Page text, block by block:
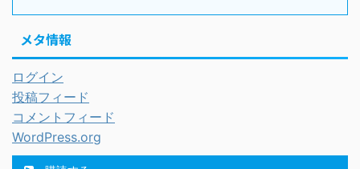
メタ情報
ログイン
投稿フィード
コメントフィード
WordPress.org